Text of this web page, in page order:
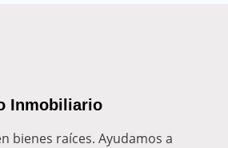
Inmobiliario
bienes raíces. Ayudamos a